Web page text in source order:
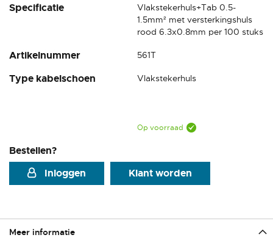
Specificatie
Vlakstekerhuls+Tab 0.5-
1.5mm² met versterkingshuls
rood 6.3x0.8mm per 100 stuks
Artikelnummer 561T
Type kabelschoen Vlakstekerhuls
Op voorraad
Bestellen?
Inloggen
Klant worden
Ga
van
afbeeldingen-
Meer informatie